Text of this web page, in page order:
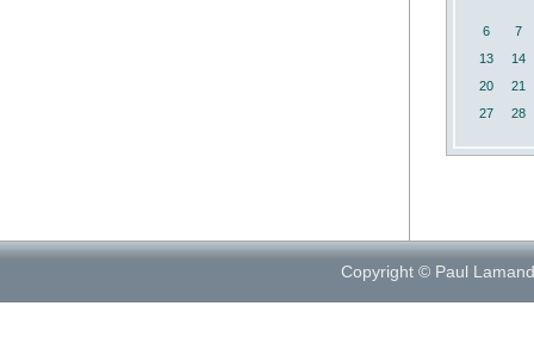
6
7
13
14
20
21
27
28
Copyright © Paul